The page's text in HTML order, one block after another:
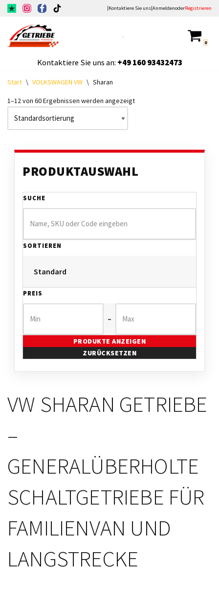
Inhalt
springen
|Kontaktiere Sie uns|AnmeldenoderRegistrieren
0
Kontaktiere Sie uns an: +49160 93432473
Start \ VOLKSWAGEN VW \ Sharan
1–12 von 60 Ergebnissen werden angezeigt
PRODUKTAUSWAHL
SUCHE
SORTIEREN
PREIS
–
PRODUKTE ANZEIGEN
ZURÜCKSETZEN
VW SHARAN GETRIEBE
–
GENERALÜBERHOLTE
SCHALTGETRIEBE FÜR
FAMILIENVAN UND
LANGSTRECKE